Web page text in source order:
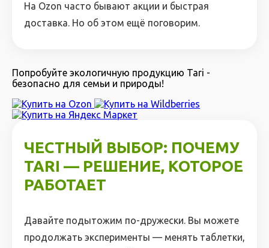
На Ozon часто бывают акции и быстрая
доставка. Но об этом ещё поговорим.
Попробуйте экологичную продукцию Tari -
безопасно для семьи и природы!
ЧЕСТНЫЙ ВЫБОР: ПОЧЕМУ
TARI — РЕШЕНИЕ, КОТОРОЕ
РАБОТАЕТ
Давайте подытожим по-дружески. Вы можете
продолжать эксперименты — менять таблетки,